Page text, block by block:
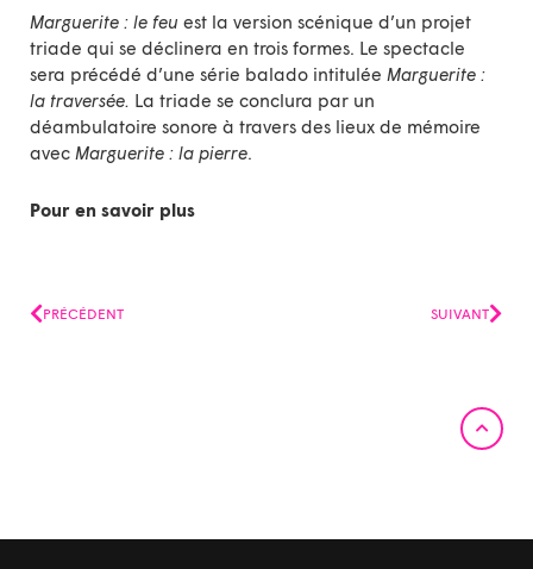
Marguerite : le feu est la version scénique d’un projet
triade qui se déclinera en trois formes. Le spectacle
sera précédé d’une série balado intitulée Marguerite :
la traversée. La triade se conclura par un
déambulatoire sonore à travers des lieux de mémoire
avec Marguerite : la pierre
Pour en savoir plus
Précédent
PRÉCÉDENT SUIVANT